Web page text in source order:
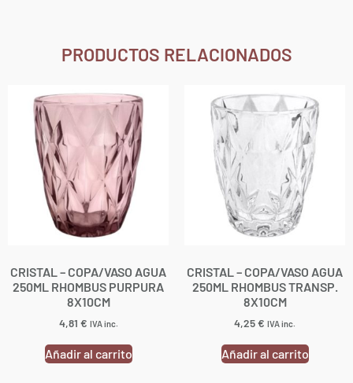
PRODUCTOS RELACIONADOS
CRISTAL – COPA/VASO AGUA
250ML RHOMBUS PURPURA
8X10CM
4,81 € IVA inc.
Añadir al carrito
CRISTAL – COPA/VASO AGUA
250ML RHOMBUS TRANSP.
8X10CM
4,25€ IVA inc.
Añadir al carrito